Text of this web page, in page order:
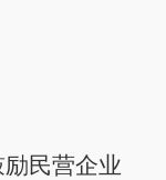
民营企业